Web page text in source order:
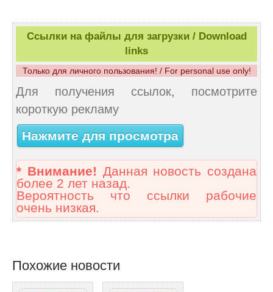
Ссылки на файлы для загрузки / Download
links
Только для личного пользования! / For personal use only!
Для получения ссылок, посмотрите
короткую рекламу
Нажмите для просмотра
* Внимание! Данная новость создана
более 2 лет назад.
Вероятность что ссылки рабочие
очень низкая.
Похожие новости